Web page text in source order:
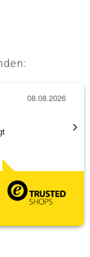
08.08.2026